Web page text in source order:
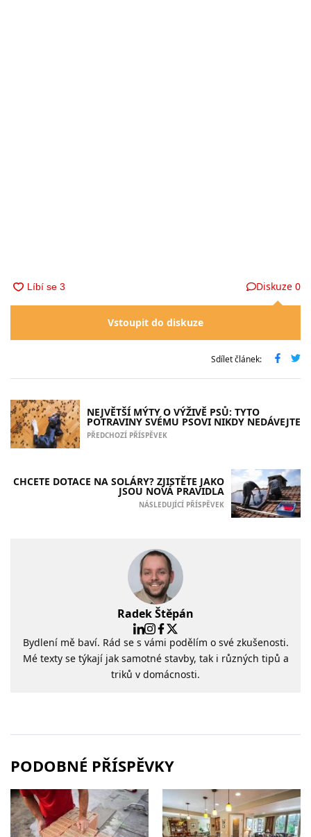
Diskuze 0
Vstoupit do diskuze
Sdílet článek:
NEJVĚTŠÍ MÝTY O VÝŽIVĚ PSŮ: TYTO
POTRAVINY SVÉMU PSOVI NIKDY NEDÁVEJTE
PŘEDCHOZÍ PŘÍSPĚVEK
CHCETE DOTACE NA SOLÁRY? ZJISTĚTE JAKO
JSOU NOVÁ PRAVIDLA
NÁSLEDUJÍCÍ PŘÍSPĚVEK
Radek Štěpán
Bydlení mě baví. Rád se s vámi podělím o své zkušenosti.
Mé texty se týkají jak samotné stavby, tak i různých tipů a
triků v domácnosti.
PODOBNÉ PŘÍSPĚVKY